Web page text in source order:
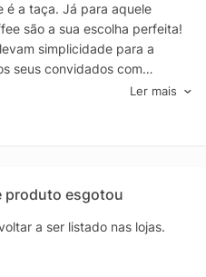
é a taça. Já para aquele
são a sua escolha perfeita!
simplicidade para a
seus convidados com
é a pedida ideal para quem
tarde completo sem deixar a
Ler mais
produto esgotou
a ser listado nas lojas.